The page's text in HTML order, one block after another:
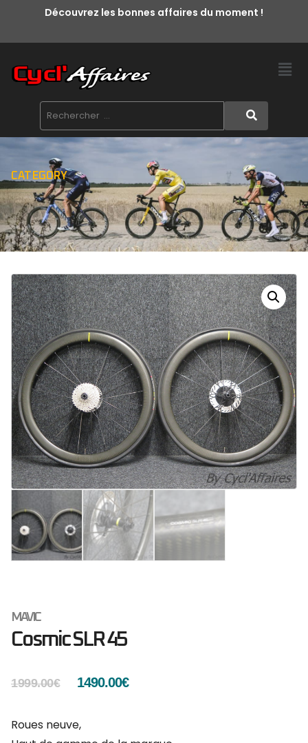
Découvrez les bonnes affaires du moment !
CATEGORY
MAVIC
Cosmic SLR 45
1999.00€ 1490.00€
Roues neuve,